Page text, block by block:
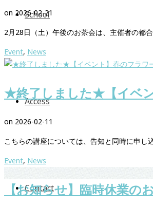
School
Access
Contact
on 2026-02-21
2月28日（土）午後のお茶会は、主催者の都
Event, News
★終了しました★【イベ
on 2026-02-11
こちらの講座については、告知と同時に申
Event, News
【お知らせ】臨時休業の